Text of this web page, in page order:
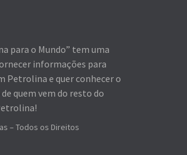
para o Mundo” tem uma
informações para
Petrolina e quer conhecer o
quem vem do resto do
– Todos os Direitos